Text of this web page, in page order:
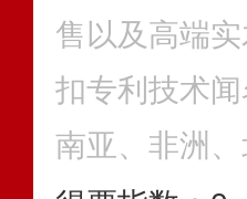
售以及高端
扣专利技术
南亚、非洲